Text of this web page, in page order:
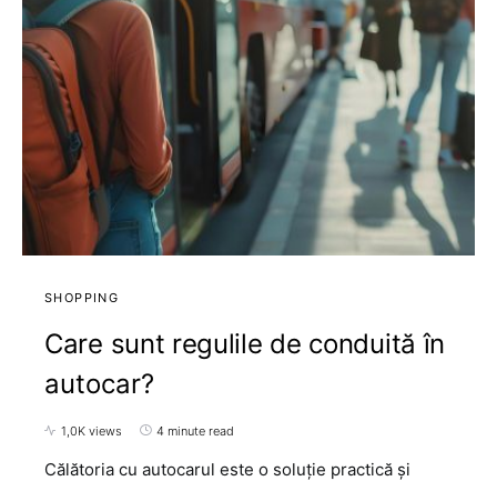
SHOPPING
Care sunt regulile de conduită în
autocar?
1,0K views 4 minute read
Călătoria cu autocarul este o soluție practică și